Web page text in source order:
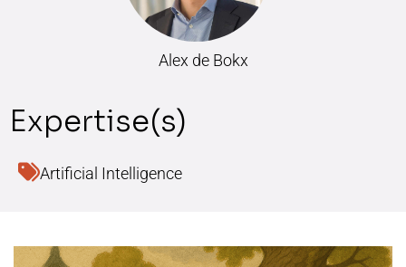
Alex de Bokx
Artificial Intelligence